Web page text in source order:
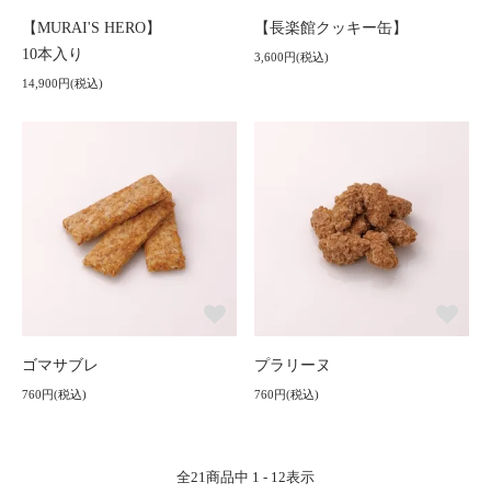
【MURAI'S HERO】
10本入り
14,900円(税込)
【長楽館クッキー缶】
3,600円(税込)
ゴマサブレ
760円(税込)
プラリーヌ
760円(税込)
全21商品中 1 - 12表示